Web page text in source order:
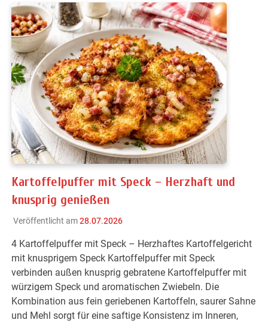
Kartoffelpuffer mit Speck – Herzhaft und
knusprig genießen
Veröffentlicht am28.07.2026
4 Kartoffelpuffer mit Speck – Herzhaftes Kartoffelgericht
mit knusprigem Speck Kartoffelpuffer mit Speck
verbinden außen knusprig gebratene Kartoffelpuffer mit
würzigem Speck und aromatischen Zwiebeln. Die
Kombination aus fein geriebenen Kartoffeln, saurer Sahne
und Mehl sorgt für eine saftige Konsistenz im Inneren,